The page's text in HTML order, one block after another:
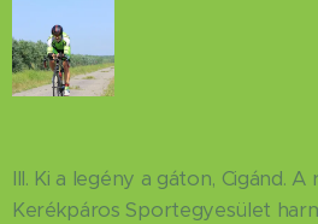
III. Ki a legény a gáton, Cigánd.
Kerékpáros Sportegyesület